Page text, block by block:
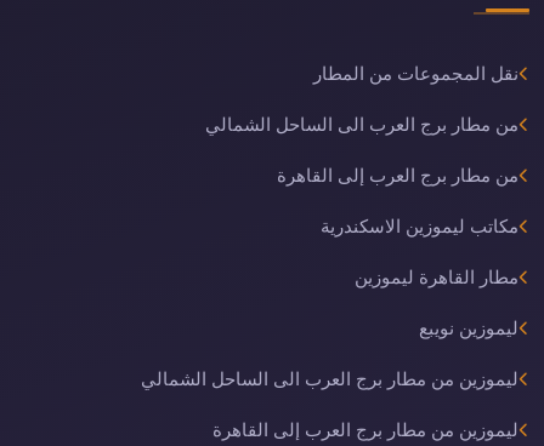
نقل المجموعات من المطار
من مطار برج العرب الى الساحل الشمالي
من مطار برج العرب إلى القاهرة
مكاتب ليموزين الاسكندرية
مطار القاهرة ليموزين
ليموزين نويبع
ليموزين من مطار برج العرب الى الساحل الشمالي
ليموزين من مطار برج العرب إلى القاهرة